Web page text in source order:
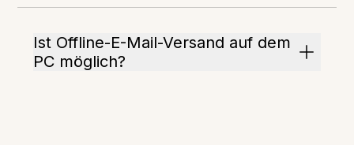
Ist Offline-E-Mail-Versand auf dem
PC möglich?